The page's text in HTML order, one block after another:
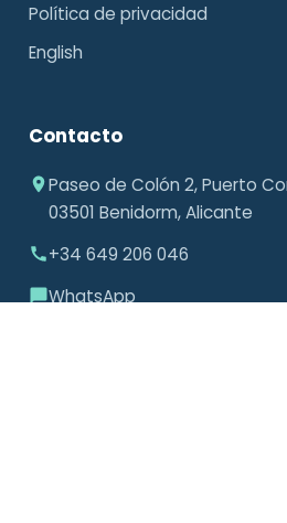
Política de privacidad
English
Contacto
Paseo de Colón 2, Puerto
03501 Benidorm, Alicante
+34 649 206 046
WhatsApp